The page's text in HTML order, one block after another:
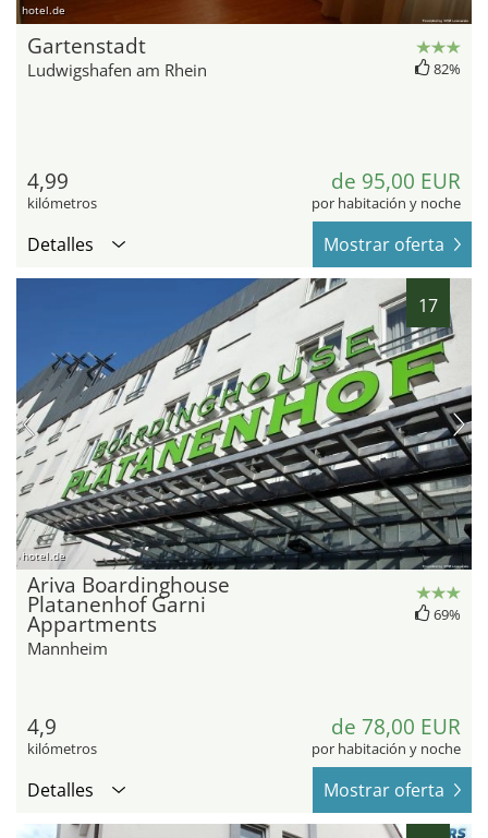
hotel.de
Gartenstadt
Ludwigshafen am Rhein 82%
4,99
kilómetros
de 95,00 EUR
por habitación y noche
Detalles Mostrar oferta
17
hotel.de
Ariva Boardinghouse
Platanenhof Garni
Appartments
Mannheim
69%
4,9
kilómetros
de 78,00 EUR
por habitación y noche
Detalles Mostrar oferta